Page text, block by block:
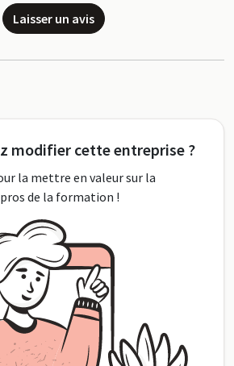
Laisser un avis
modifier cette entreprise ?
la mettre en valeur sur la
de la formation !